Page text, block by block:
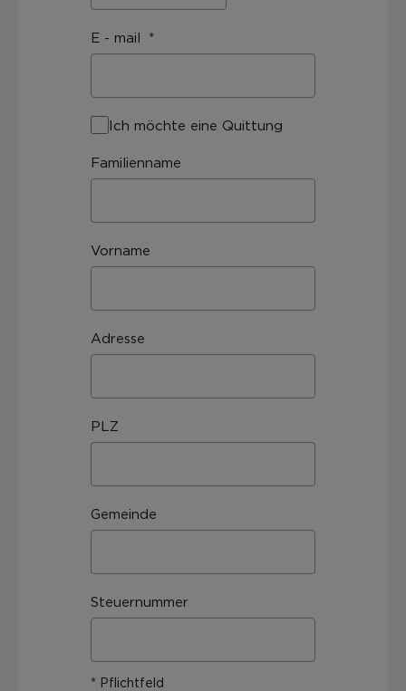
E - mail
Ich möchte eine Quittung
Familienname
Vorname
Adresse
PLZ
Gemeinde
Steuernummer
* Pflichtfeld